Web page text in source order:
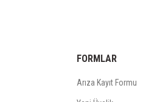
FORMLAR
Arıza Kayıt Formu